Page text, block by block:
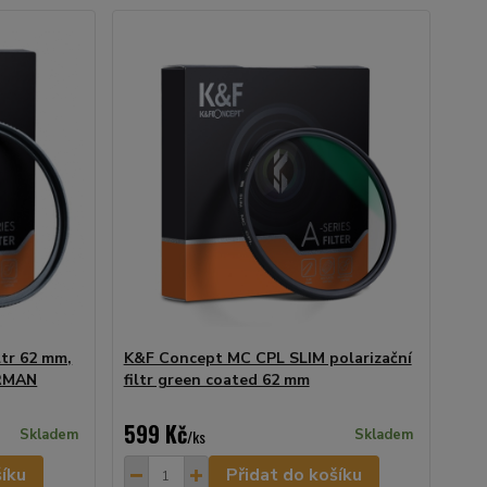
62 mm,
Skladem
K&F Concept MC CPL SLIM polarizační
filtr green coated 62 mm
599 Kč/ks Skladem
Přidat do košíku